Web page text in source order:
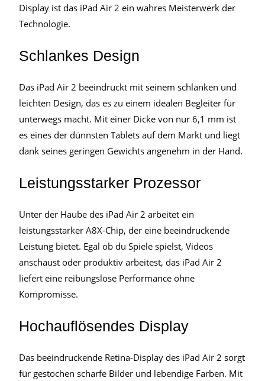
Display ist das iPad Air 2 ein wahres Meisterwerk der
Technologie.
Schlankes Design
Das iPad Air 2 beeindruckt mit seinem schlanken und
leichten Design, das es zu einem idealen Begleiter für
unterwegs macht. Mit einer Dicke von nur 6,1 mm ist
es eines der dünnsten Tablets auf dem Markt und liegt
dank seines geringen Gewichts angenehm in der Hand.
Leistungsstarker Prozessor
Unter der Haube des iPad Air 2 arbeitet ein
leistungsstarker A8X-Chip, der eine beeindruckende
Leistung bietet. Egal ob du Spiele spielst, Videos
anschaust oder produktiv arbeitest, das iPad Air 2
liefert eine reibungslose Performance ohne
Kompromisse.
Hochauflösendes Display
Das beeindruckende Retina-Display des iPad Air 2 sorgt
für gestochen scharfe Bilder und lebendige Farben. Mit